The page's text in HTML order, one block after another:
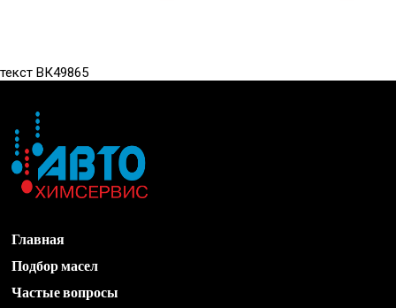
текст ВК49865
Главная
Подбор масел
Частые вопросы